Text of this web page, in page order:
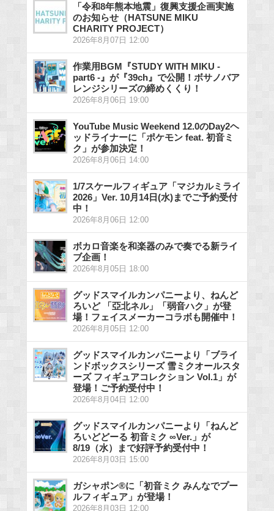
「令和8年熊本地震」復興支援企画実施
のお知らせ（HATSUNE MIKU
CHARITY PROJECT）
2026年8月07日 12:00
作業用BGM『STUDY WITH MIKU -
part6 -』が『39ch』で公開！ボサノバア
レンジシリーズの締めくくり！
2026年8月06日 19:00
YouTube Music Weekend 12.0のDay2ヘ
ッドライナーに「ポケモン feat. 初音ミ
ク」が参加決定！
2026年8月06日 14:00
1/7スケールフィギュア「マジカルミライ
2026」Ver. 10月14日(水)までご予約受付
中！
2026年8月06日 12:00
ボカロ音楽を和楽器のみで奏でる新ライ
ブ企画！
2026年8月05日 18:00
グッドスマイルカンパニーより、ねんど
ろいど 「亞北ネル」「弱音ハク」が登
場！フェイスメーカーコラボも開催中！
2026年8月05日 12:00
グッドスマイルカンパニーより「ブライ
ンドボックスシリーズ 雪ミクオールスタ
ーズ フィギュアコレクション Vol.1」が
登場！ご予約受付中！
2026年8月04日 12:00
グッドスマイルカンパニーより「ねんど
ろいどどーる 初音ミク ∞Ver.」が
8/19（水）まで好評予約受付中！
2026年8月03日 15:00
ガシャポン®に「初音ミク みんなでプー
ルフィギュア」が登場！
2026年8月03日 12:00